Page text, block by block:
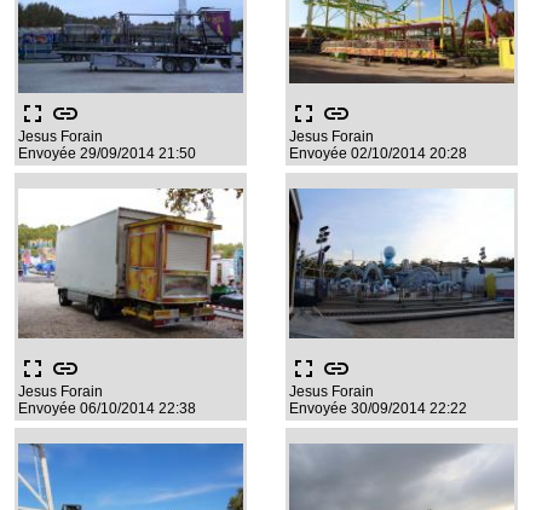
fullscreen link
Jesus Forain
Envoyée 29/09/2014 21:50
fullscreen link
Jesus Forain
Envoyée 02/10/2014 20:28
fullscreen link
Jesus Forain
Envoyée 06/10/2014 22:38
fullscreen link
Jesus Forain
Envoyée 30/09/2014 22:22